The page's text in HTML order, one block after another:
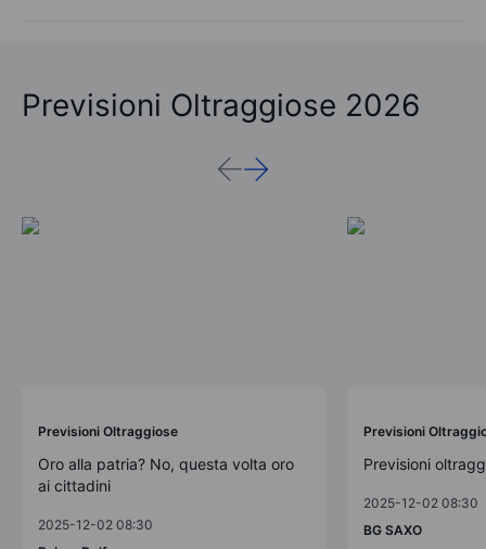
Previsioni Oltraggiose 2026
Previsioni Oltraggiose
Oro alla patria? No, questa volta oro
ai cittadini
2025-12-02 08:30
Previsioni
Previsioni
2025-12-02 08:30
BG SAXO